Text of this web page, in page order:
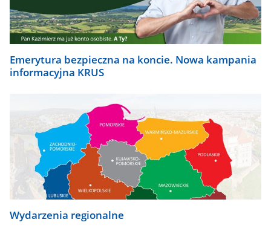
Emerytura bezpieczna na koncie. Nowa kampania
informacyjna KRUS
Wydarzenia regionalne